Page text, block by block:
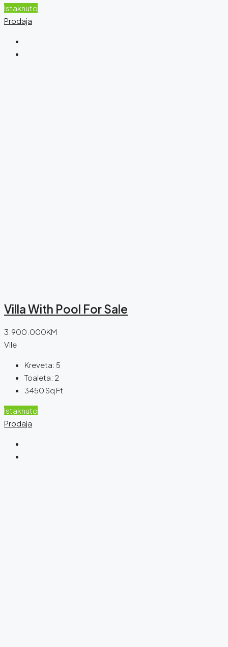
Istaknuto
Prodaja
Villa With Pool For Sale
3.900.000KM
Vile
Kreveta: 5
Toaleta: 2
3450Sq Ft
Istaknuto
Prodaja